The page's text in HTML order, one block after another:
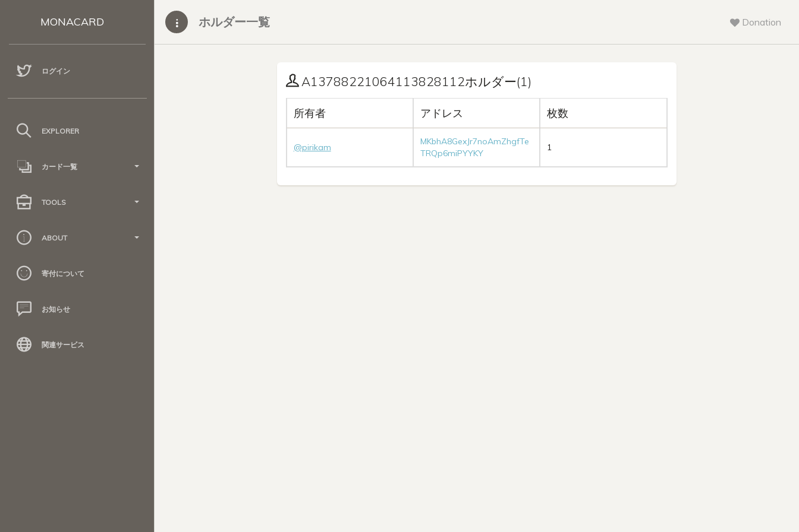
MONACARD
ログイン
EXPLORER
カード一覧
TOOLS
ABOUT
寄付について
お知らせ
関連サービス
ホルダー一覧 Donation
A13788221064113828112ホルダー(1)
所有者 アドレス 枚数
@pirikam
MKbhA8GexJr7noAmZhgfTe
TRQp6miPYYKY
1